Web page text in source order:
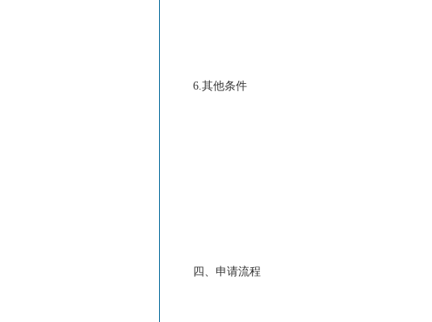
6.其他条件
四、申请流程